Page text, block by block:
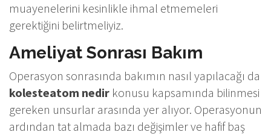
muayenelerini kesinlikle ihmal etmemeleri
gerektiğini belirtmeliyiz.
Ameliyat Sonrası Bakım
Operasyon sonrasında bakımın nasıl yapılacağı da
kolesteatom nedir konusu kapsamında bilinmesi
gereken unsurlar arasında yer alıyor. Operasyonun
ardından tat almada bazı değişimler ve hafif baş